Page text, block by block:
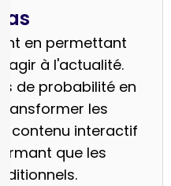
en permettant
à l'actualité.
de probabilité en
les
contenu interactif
que les